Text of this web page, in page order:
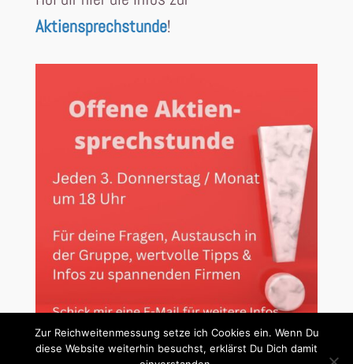
Aktiensprechstunde!
Zur Reichweitenmessung setze ich Cookies ein. Wenn Du
diese Website weiterhin besuchst, erklärst Du Dich damit